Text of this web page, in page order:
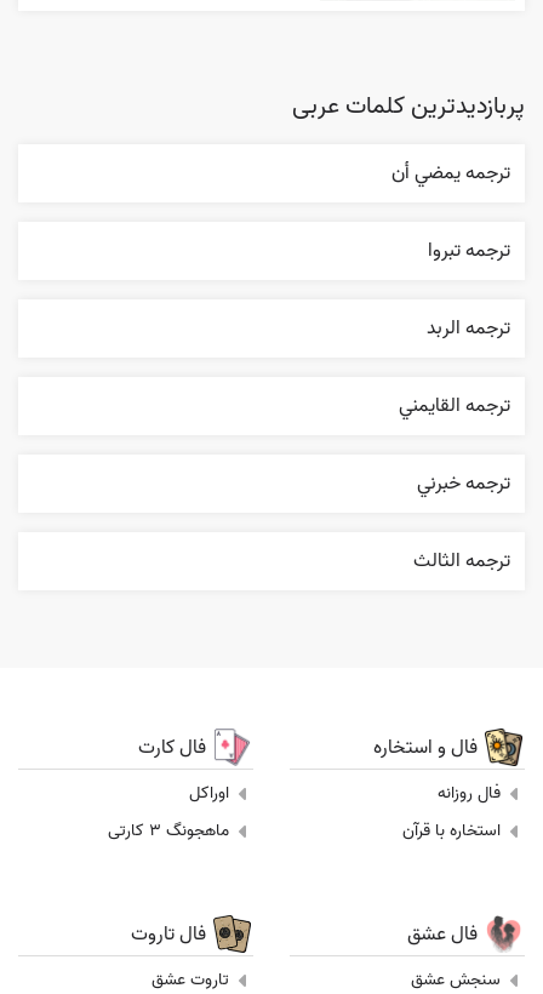
پربازدیدترین کلمات عربی
ترجمه يمضي أن
ترجمه تبروا
ترجمه الربد
ترجمه القایمني
ترجمه خبرني
ترجمه الثالث
فال و استخاره
فال روزانه
استخاره با قرآن
فال کارت
اوراکل
ماهجونگ 3 کارتی
فال عشق
سنجش عشق
فال تاروت
تاروت عشق